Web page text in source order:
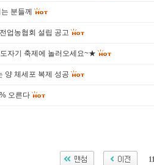
분들께
업농협회 설립 공고
자기 축제에 놀러오세요~★
양 체세포 복제 성공
오른다